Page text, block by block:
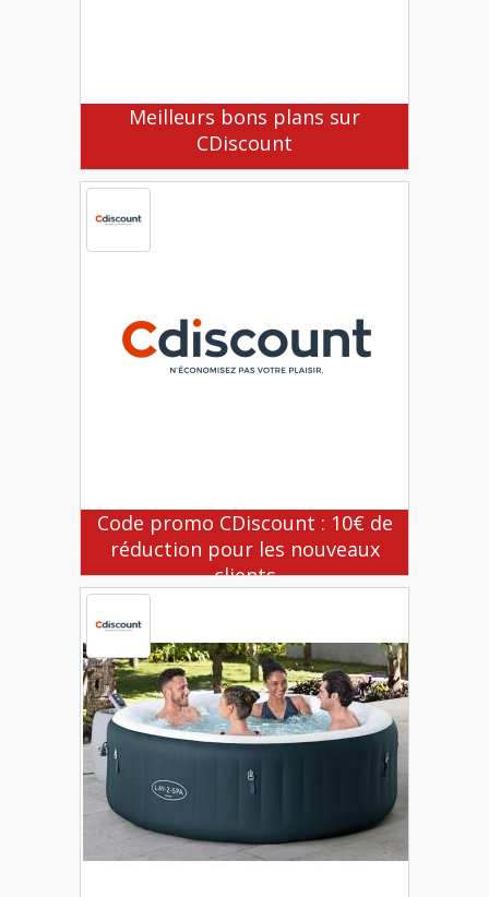
Meilleurs bons plans sur
CDiscount
Code promo CDiscount : 10€ de
réduction pour les nouveaux
clients